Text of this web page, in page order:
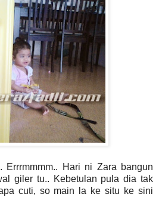
Errrmmmm.. Hari ni Zara bangun
giler tu.. Kebetulan pula dia tak
cuti, so main la ke situ ke sini